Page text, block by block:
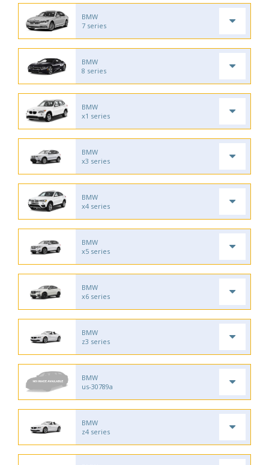
BMW
7 series
BMW
8 series
BMW
x1 series
BMW
x3 series
BMW
x4 series
BMW
x5 series
BMW
x6 series
BMW
z3 series
BMW
us-30789a
BMW
z4 series